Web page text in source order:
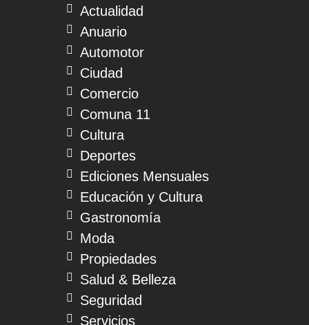
Actualidad
Anuario
Automotor
Ciudad
Comercio
Comuna 11
Cultura
Deportes
Ediciones Mensuales
Educación y Cultura
Gastronomía
Moda
Propiedades
Salud & Belleza
Seguridad
Servicios